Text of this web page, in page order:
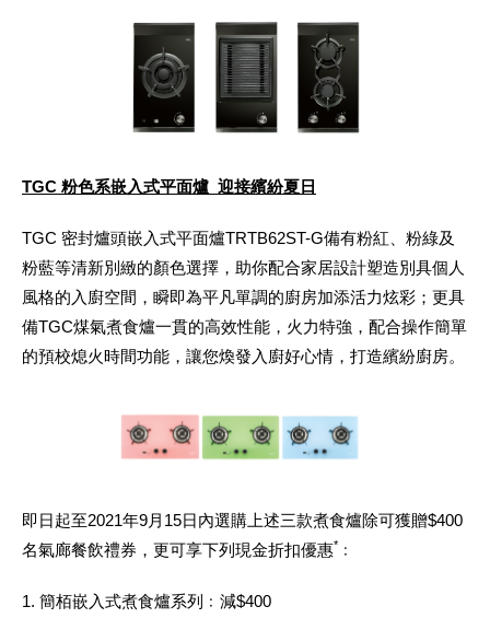
TGC 粉色系嵌入式平面爐 迎接繽紛夏日
TGC 密封爐頭嵌入式平面爐TRTB62ST-G備有粉紅、粉綠及
粉藍等清新別緻的顏色選擇，助你配合家居設計塑造別具個人
風格的入廚空間，瞬即為平凡單調的廚房加添活力炫彩；更具
備TGC煤氣煮食爐一貫的高效性能，火力特強，配合操作簡單
的預校熄火時間功能，讓您煥發入廚好心情，打造繽紛廚房。
即日起至2021年9月15日內選購上述三款煮食爐除可獲贈$400
名氣廊餐飲禮券，更可享下列現金折扣優惠* ﹕
1. 簡栢嵌入式煮食爐系列﹕減$400